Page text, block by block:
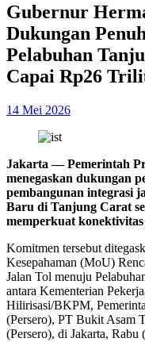
Gubernur
Dukungan
Pelabuhan
Capai Rp26
14 Mei 2026
Jakarta — Pemerintah
menegaskan dukungan
pembangunan integrasi
Baru di Tanjung Carat
memperkuat
Komitmen tersebut
Kesepahaman (MoU)
Jalan Tol menuju
antara Kementerian
Hilirisasi/BKPM,
(Persero), PT Bukit Asam
(Persero), di Jakarta, Rabu